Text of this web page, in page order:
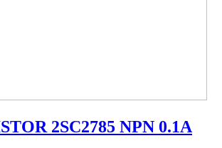
2SC2785 NPN 0.1A